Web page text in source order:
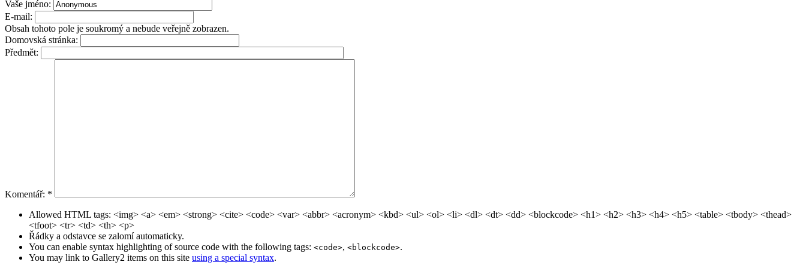
Vaše jméno:
E-mail:
Obsah tohoto pole je soukromý a nebude veřejně zobrazen.
Domovská stránka:
Předmět:
Komentář: *
Allowed HTML tags: <img> <a> <em> <strong> <cite> <code> <var> <abbr> <acronym> <kbd> <ul> <ol> <li> <dl> <dt> <dd> <blockcode> <h1> <h2> <h3> <h4> <h5> <table> <tbody> <thead>
<tfoot> <tr> <td> <th> <p>
Řádky a odstavce se zalomí automaticky.
You can enable syntax highlighting of source code with the following tags: <code>, <blockcode>.
You may link to Gallery2 items on this site using a special syntax.